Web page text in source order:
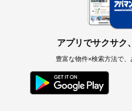
アプリでサクサク
豊富な物件×検索方法で